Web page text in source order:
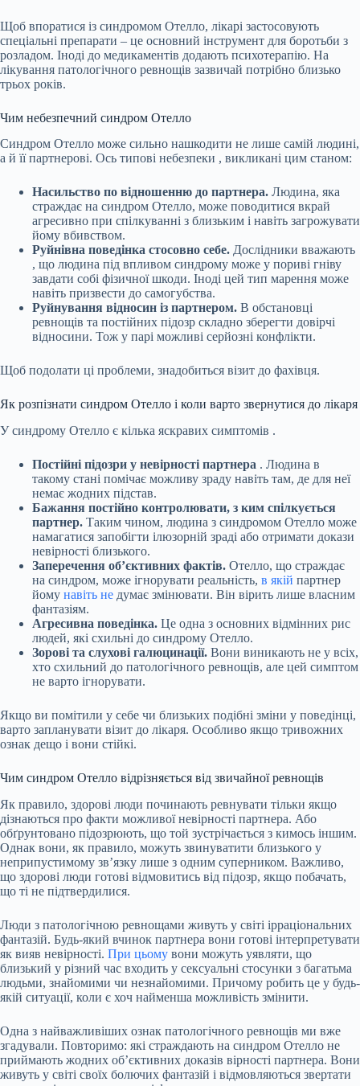
Щоб впоратися із синдромом Отелло, лікарі застосовують
спеціальні препарати – це основний інструмент для боротьби з
розладом. Іноді до медикаментів додають психотерапію. На
лікування патологічного ревнощів зазвичай потрібно близько
трьох років.
Чим небезпечний синдром Отелло
Синдром Отелло може сильно нашкодити не лише самій людині,
а й її партнерові. Ось типові небезпеки , викликані цим станом:
Насильство по відношенню до партнера. Людина, яка
страждає на синдром Отелло, може поводитися вкрай
агресивно при спілкуванні з близьким і навіть загрожувати
йому вбивством.
Руйнівна поведінка стосовно себе. Дослідники вважають
, що людина під впливом синдрому може у пориві гніву
завдати собі фізичної шкоди. Іноді цей тип марення може
навіть призвести до самогубства.
Руйнування відносин із партнером. В обстановці
ревнощів та постійних підозр складно зберегти довірчі
відносини. Тож у парі можливі серйозні конфлікти.
Щоб подолати ці проблеми, знадобиться візит до фахівця.
Як розпізнати синдром Отелло і коли варто звернутися до лікаря
У синдрому Отелло є кілька яскравих симптомів .
Постійні підозри у невірності партнера . Людина в
такому стані помічає можливу зраду навіть там, де для неї
немає жодних підстав.
Бажання постійно контролювати, з ким спілкується
партнер. Таким чином, людина з синдромом Отелло може
намагатися запобігти ілюзорній зраді або отримати докази
невірності близького.
Заперечення об’єктивних фактів. Отелло, що страждає
на синдром, може ігнорувати реальність, в якій партнер
йому навіть не думає змінювати. Він вірить лише власним
фантазіям.
Агресивна поведінка. Це одна з основних відмінних рис
людей, які схильні до синдрому Отелло.
Зорові та слухові галюцинації. Вони виникають не у всіх,
хто схильний до патологічного ревнощів, але цей симптом
не варто ігнорувати.
Якщо ви помітили у себе чи близьких подібні зміни у поведінці,
варто запланувати візит до лікаря. Особливо якщо тривожних
ознак дещо і вони стійкі.
Чим синдром Отелло відрізняється від звичайної ревнощів
Як правило, здорові люди починають ревнувати тільки якщо
дізнаються про факти можливої невірності партнера. Або
обґрунтовано підозрюють, що той зустрічається з кимось іншим.
Однак вони, як правило, можуть звинуватити близького у
неприпустимому зв’язку лише з одним суперником. Важливо,
що здорові люди готові відмовитись від підозр, якщо побачать,
що ті не підтвердилися.
Люди з патологічною ревнощами живуть у світі ірраціональних
фантазій. Будь-який вчинок партнера вони готові інтерпретувати
як вияв невірності. При цьому вони можуть уявляти, що
близький у різний час входить у сексуальні стосунки з багатьма
людьми, знайомими чи незнайомими. Причому робить це у будь-
якій ситуації, коли є хоч найменша можливість змінити.
Одна з найважливіших ознак патологічного ревнощів ми вже
згадували. Повторимо: які страждають на синдром Отелло не
приймають жодних об’єктивних доказів вірності партнера. Вони
живуть у світі своїх болючих фантазій і відмовляються звертати